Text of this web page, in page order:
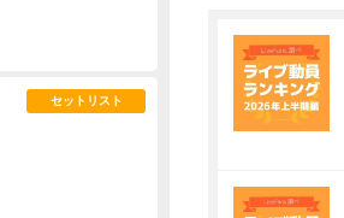
セットリスト